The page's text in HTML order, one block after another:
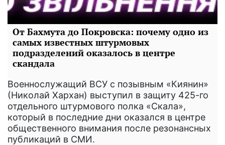
От Бахмута до Покровска: почему одно из
самых известных штурмовых
подразделений оказалось в центре
скандала
Военнослужащий ВСУ с позывным «Киянин»
(Николай Хархан) выступил в защиту 425-го
отдельного штурмового полка «Скала»,
который в последние дни оказался в центре
общественного внимания после резонансных
публикаций в СМИ.